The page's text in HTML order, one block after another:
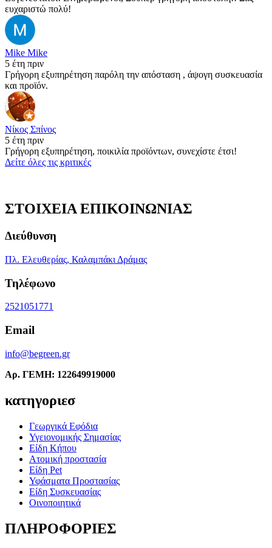
ευχαριστώ πολύ!
Mike Mike
5 έτη πριν
Γρήγορη εξυπηρέτηση παρόλη την απόσταση , άψογη συσκευασία
και προϊόν.
Νίκος Σπίνος
5 έτη πριν
Γρήγορη εξυπηρέτηση, ποικιλία προϊόντων, συνεχίστε έτσι!
Δείτε όλες τις κριτικές
ΣΤΟΙΧΕΙΑ ΕΠΙΚΟΙΝΩΝΙΑΣ
Διεύθυνση
Πλ. Ελευθερίας, Καλαμπάκι Δράμας
Τηλέφωνο
2521051771
Email
info@begreen.gr
Αρ. ΓΕΜΗ: 122649919000
κατηγοριεσ
Γεωργικά Εφόδια
Υγειονομικής Σημασίας
Είδη Κήπου
Ατομική προστασία
Είδη Pet
Υφάσματα Προστασίας
Είδη Συσκευασίας
Οινοποιητικά
ΠΛΗΡΟΦΟΡΙΕΣ